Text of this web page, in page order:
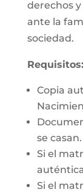
derechos
ante la
sociedad.
Requisitos:
Copia
se casan.
Si el
Si el